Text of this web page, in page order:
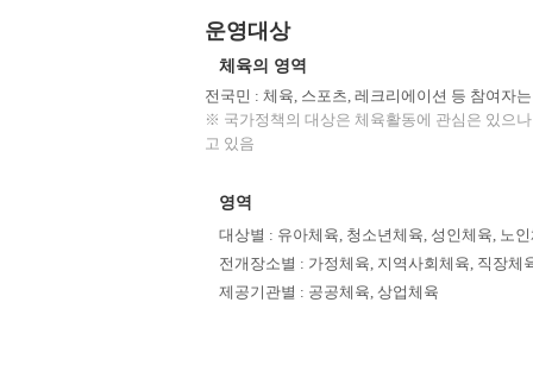
운영대상
체육의 영역
전국민 : 체육, 스포츠, 레크리에이션 등 참여자
※ 국가정책의 대상은 체육활동에 관심은 있으
고 있음
영역
대상별 : 유아체육, 청소년체육, 성인체육, 노
전개장소별 : 가정체육, 지역사회체육, 직장체
제공기관별 : 공공체육, 상업체육